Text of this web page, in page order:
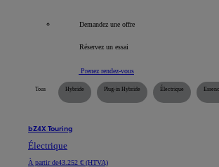
Demandez une offre
Réservez un essai
Prenez rendez-vous
Tous Hybride Plug-in Hybride Électrique
bZ4X Touring
Électrique
À partir de43.252 € (HTVA)